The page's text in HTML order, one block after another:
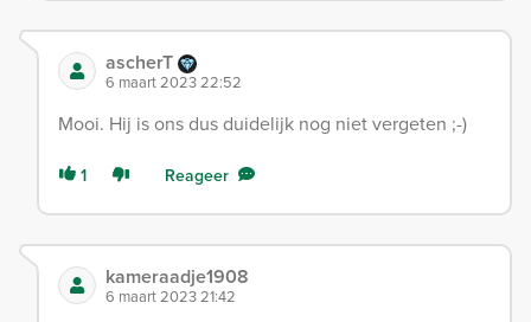
ascherT
6 maart 2023 22:52
Mooi. Hij is ons dus duidelijk nog niet vergeten ;-)
1 Reageer
kameraadje1908
6 maart 2023 21:42